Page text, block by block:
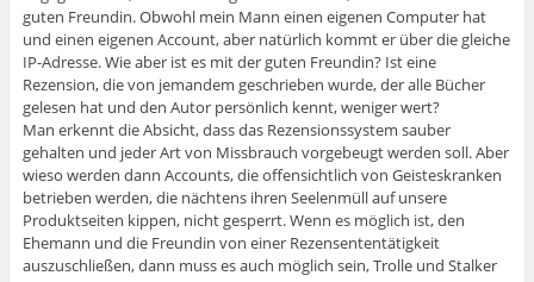
guten Freundin. Obwohl mein Mann einen eigenen Computer hat
und einen eigenen Account, aber natürlich kommt er über die gleiche
IP-Adresse. Wie aber ist es mit der guten Freundin? Ist eine
Rezension, die von jemandem geschrieben wurde, der alle Bücher
gelesen hat und den Autor persönlich kennt, weniger wert?
Man erkennt die Absicht, dass das Rezensionssystem sauber
gehalten und jeder Art von Missbrauch vorgebeugt werden soll. Aber
wieso werden dann Accounts, die offensichtlich von Geisteskranken
betrieben werden, die nächtens ihren Seelenmüll auf unsere
Produktseiten kippen, nicht gesperrt. Wenn es möglich ist, den
Ehemann und die Freundin von einer Rezensententätigkeit
auszuschließen, dann muss es auch möglich sein, Trolle und Stalker